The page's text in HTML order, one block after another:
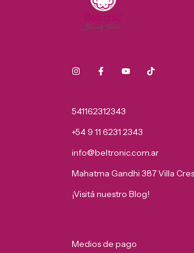
541162312343
+54 9 11 6231 2343
info@beltronic.com.ar
Mahatma Gandhi 387 Villa
¡Visitá nuestro Blog!
Medios de pago